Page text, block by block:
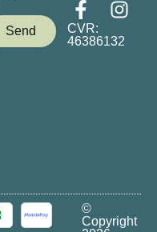
Send
CVR:
46386132
©
Copyright